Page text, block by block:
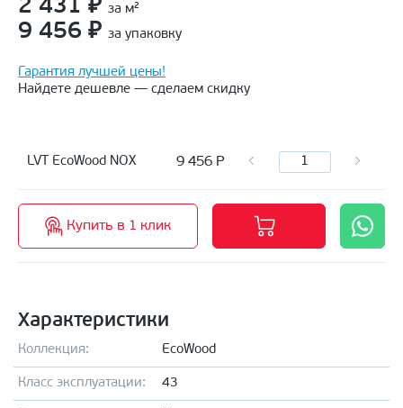
2 431 ₽ за м²
9 456 ₽ за упаковку
Гарантия лучшей цены!
Найдете дешевле — сделаем скидку
LVT EcoWood NOX 9 456 Р
Купить в 1 клик
Характеристики
Коллекция: EcoWood
Класс эксплуатации: 43